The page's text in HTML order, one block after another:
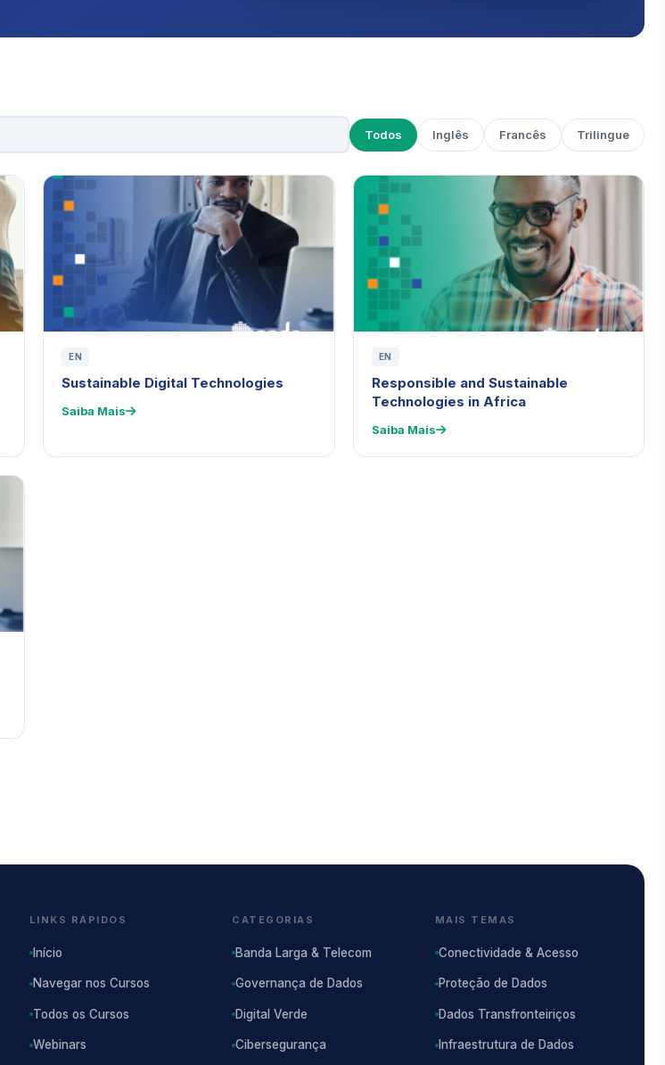
Todos Inglês Francês Trilingue
EN
Sustainable Digital Technologies
Saiba Mais
EN
Responsible and Sustainable
Technologies in Africa
Saiba Mais
LINKS RÁPIDOS
Início
Navegar nos Cursos
Todos os Cursos
Webinars
CATEGORIAS
Banda Larga & Telecom
Governança de Dados
Digital Verde
Cibersegurança
MAIS TEMAS
Conectividade & Acesso
Proteção de Dados
Dados Transfronteiriços
Infraestrutura de Dados